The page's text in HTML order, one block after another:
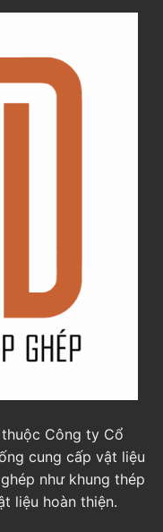
Công ty Cổ
cung cấp vật liệu
như khung thép
liệu hoàn thiện.